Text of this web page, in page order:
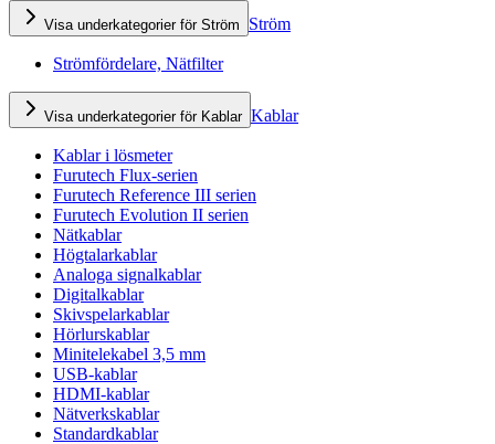
Visa underkategorier för Ström Ström
Strömfördelare, Nätfilter
Visa underkategorier för Kablar Kablar
Kablar i lösmeter
Furutech Flux-serien
Furutech Reference III serien
Furutech Evolution II serien
Nätkablar
Högtalarkablar
Analoga signalkablar
Digitalkablar
Skivspelarkablar
Hörlurskablar
Minitelekabel 3,5 mm
USB-kablar
HDMI-kablar
Nätverkskablar
Standardkablar